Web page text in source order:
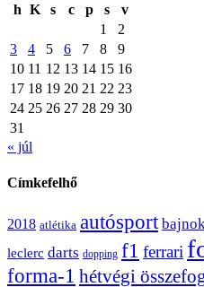
h K s c p s
v
1
2
3
4 5 6 7 8
9
10 11 12 13 14 15 16
17 18 19 20 21 22 23
24 25 26 27 28 29 30
31
« júl
Címkefelhő
2018 atlétika autósport
leclerc darts dopping f1 ferrari
forma-1 hétvégi